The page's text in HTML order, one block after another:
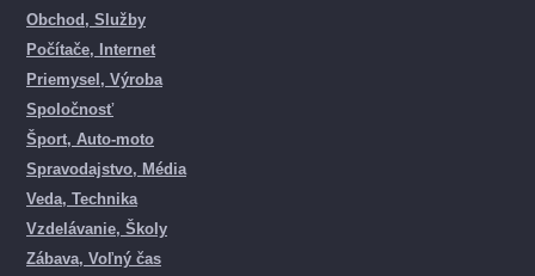
Obchod, Služby
Počítače, Internet
Priemysel, Výroba
Spoločnosť
Šport, Auto-moto
Spravodajstvo, Média
Veda, Technika
Vzdelávanie, Školy
Zábava, Voľný čas